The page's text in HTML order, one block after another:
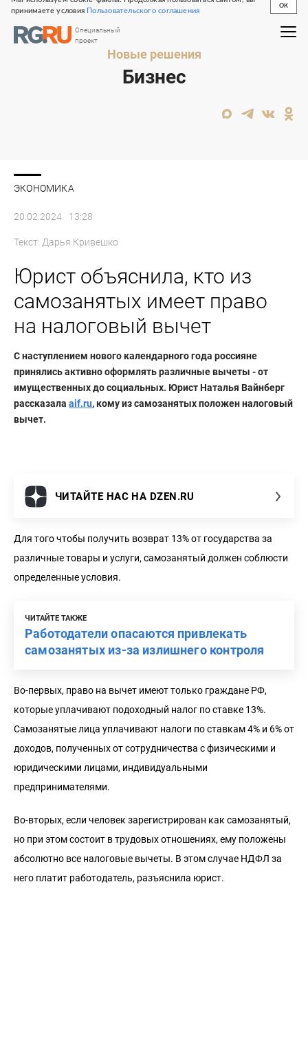
принимаете условия Пользовательского соглашения
OK
Специальный
проект
Бизнес
Новые решения
ЭКОНОМИКА
20.02.2024 13:28
Текст: Дарья Кривешко
Юрист объяснила, кто из
самозанятых имеет право
на налоговый вычет
С наступлением нового календарного года россияне
принялись активно оформлять различные вычеты - от
имущественных до социальных. Юрист Наталья Вайнберг
рассказала aif.ru, кому из самозанятых положен налоговый
вычет.
ЧИТАЙТЕ НАС НА DZEN.RU
Для того чтобы получить возврат 13% от государства за
различные товары и услуги, самозанятый должен соблюсти
определенные условия.
ЧИТАЙТЕ ТАКЖЕ
Работодатели опасаются привлекать
самозанятых из-за излишнего контроля
Во-первых, право на вычет имеют только граждане РФ,
которые уплачивают подоходный налог по ставке 13%.
Самозанятые лица уплачивают налоги по ставкам 4% и 6% от
доходов, полученных от сотрудничества с физическими и
юридическими лицами, индивидуальными
предпринимателями.
Во-вторых, если человек зарегистрирован как самозанятый,
но при этом состоит в трудовых отношениях, ему положены
абсолютно все налоговые вычеты. В этом случае НДФЛ за
него платит работодатель, разъяснила юрист.